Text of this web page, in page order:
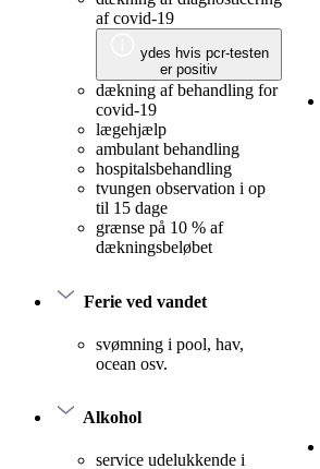
af covid-19
ydes hvis pcr-testen
er positiv
dækning af behandling for
covid-19
lægehjælp
ambulant behandling
hospitalsbehandling
tvungen observation i op
til 15 dage
grænse på 10 % af
dækningsbeløbet
Ferie ved vandet
svømning i pool, hav,
ocean osv.
Alkohol
service udelukkende i